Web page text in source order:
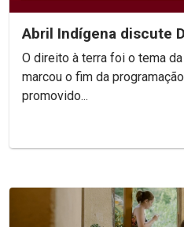
Abril Indígena discute
O direito à terra foi o tema
marcou o fim da
promovido...